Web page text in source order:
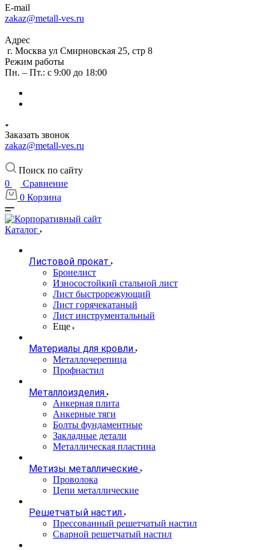
E-mail
zakaz@metall-ves.ru
Адрес
г. Москва ул Смирновская 25, стр 8
Режим работы
Пн. – Пт.: с 9:00 до 18:00
Заказать звонок
zakaz@metall-ves.ru
Поиск по сайту
0
Сравнение
0 Корзина
Каталог
Листовой прокат
Бронелист
Износостойкий стальной лист
Лист быстрорежующий
Лист горячекатаный
Лист инструментальный
Еще
Материалы для кровли
Металлочерепица
Профнастил
Металлоизделия
Анкерная плита
Анкерные тяги
Болты фундаментные
Закладные детали
Металлическая пластина
Метизы металлические
Проволока
Цепи металлические
Решетчатый настил
Прессованный решетчатый настил
Сварной решетчатый настил